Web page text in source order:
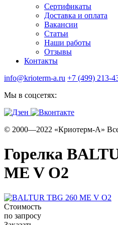
Сертификаты
Доставка и оплата
Вакансии
Статьи
Наши работы
Отзывы
Контакты
info@krioterm-a.ru +7 (499) 213-
Мы в соцсетях:
© 2000—2022 «Криотерм-А»
Горелка
ME V O2
Стоимость
по запросу